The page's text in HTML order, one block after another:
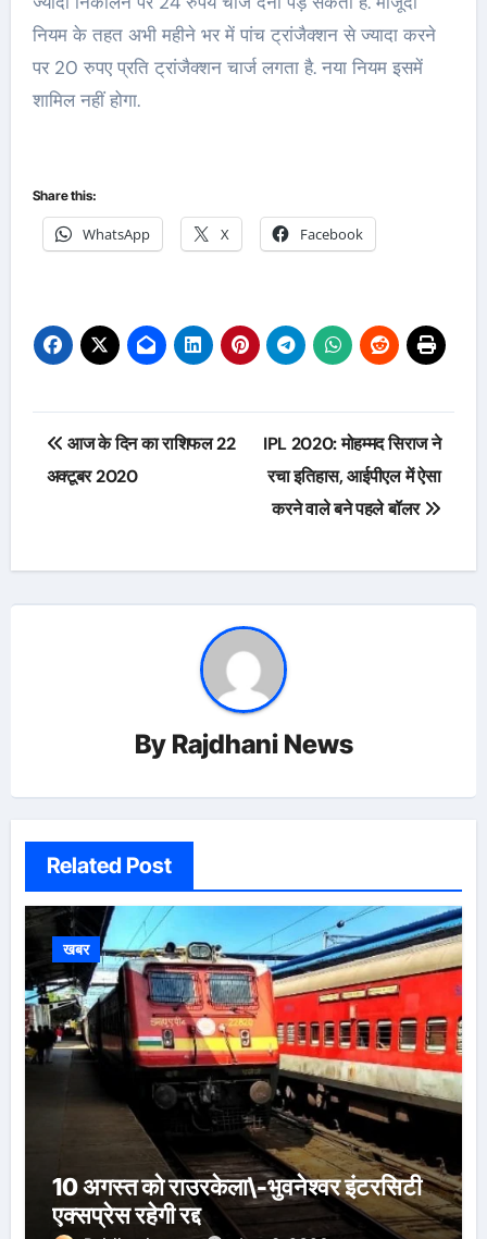
नियम के तहत अभी महीने भर में पांच ट्रांजैक्शन से ज्यादा करने
पर 20 रुपए प्रति ट्रांजैक्शन चार्ज लगता है. नया नियम इसमें
शामिल नहीं होगा.
Share this:
WhatsApp X Facebook
Post
navigation
आज के दिन का राशिफल 22
अक्टूबर 2020
IPL 2020: मोहम्मद सिराज ने
रचा इतिहास, आईपीएल में ऐसा
करने वाले बने पहले बॉलर
By Rajdhani News
Related Post
खबर
10 अगस्त को राउरकेला\-भुवनेश्वर इंटरसिटी
एक्सप्रेस रहेगी रद्द